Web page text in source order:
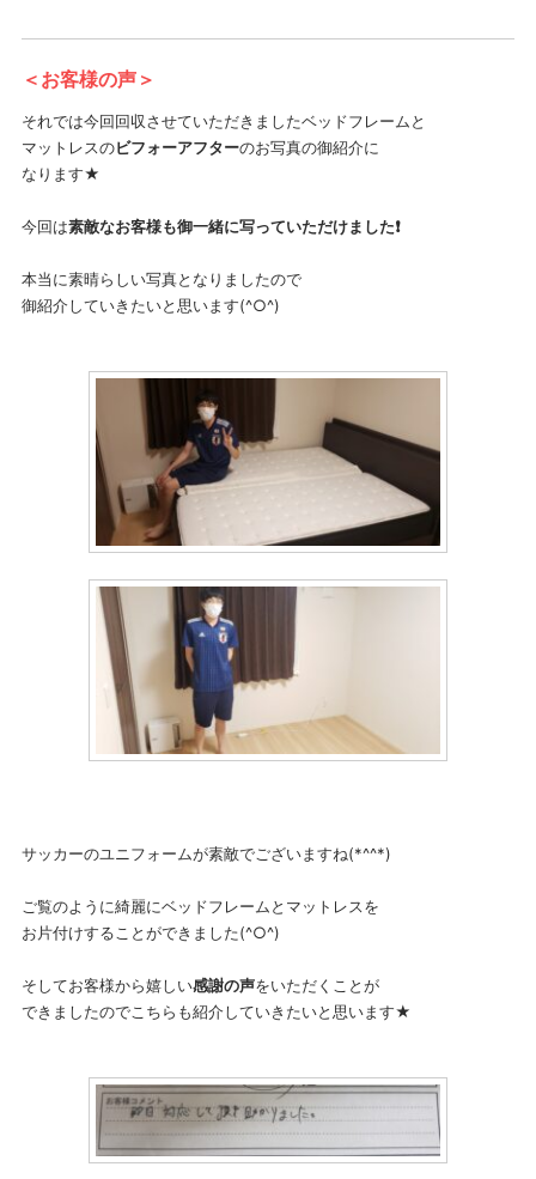
＜お客様の声＞
それでは今回回収させていただきましたベッドフレームと
マットレスのビフォーアフターのお写真の御紹介に
なります★
今回は素敵なお客様も御一緒に写っていただけました❗
本当に素晴らしい写真となりましたので
御紹介していきたいと思います(^○^)
サッカーのユニフォームが素敵でございますね(*^^*)
ご覧のように綺麗にベッドフレームとマットレスを
お片付けすることができました(^○^)
そしてお客様から嬉しい感謝の声をいただくことが
できましたのでこちらも紹介していきたいと思います★